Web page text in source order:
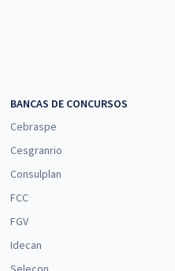
BANCAS DE CONCURSOS
Cebraspe
Cesgranrio
Consulplan
FCC
FGV
Idecan